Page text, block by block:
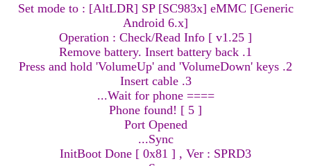
Set mode to : [AltLDR] SP [SC983x] eMMC [Generic
Android 6.x]
Operation : Check/Read Info [ v1.25 ]
1. Remove battery. Insert battery back
2. Press and hold 'VolumeUp' and 'VolumeDown' keys
3. Insert cable
==== Wait for phone...
Phone found! [ 5 ]
Port Opened
Sync...
InitBoot Done [ 0x81 ] , Ver : SPRD3